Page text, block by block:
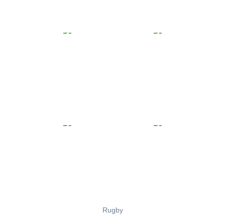
Rugby